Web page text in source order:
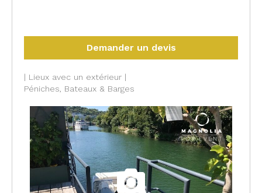
Demander un devis
| Lieux avec un extérieur |
Péniches, Bateaux & Barges